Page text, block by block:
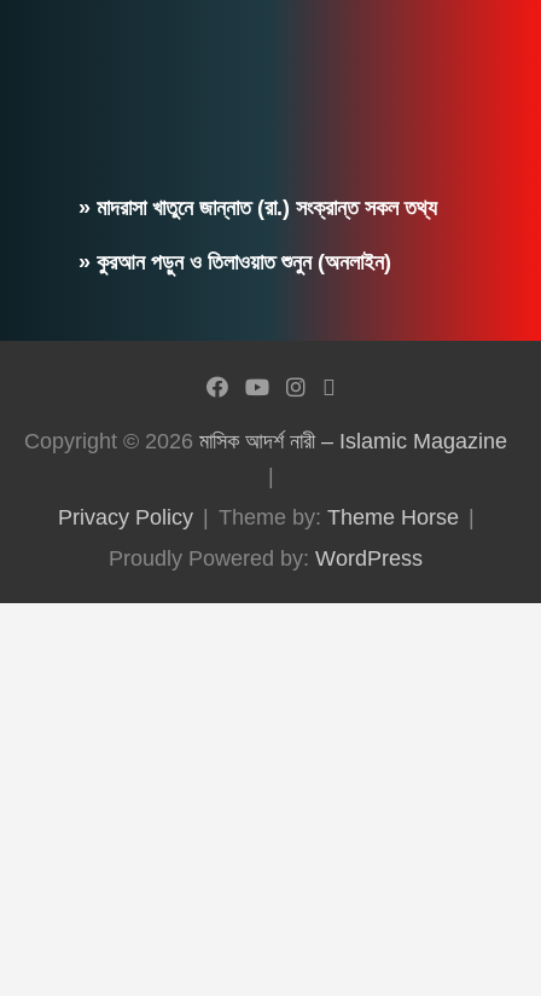
» মাদরাসা খাতুনে জান্নাত (রা.) সংক্রান্ত সকল তথ্য
» কুরআন পড়ুন ও তিলাওয়াত শুনুন (অনলাইন)
Copyright © 2026 মাসিক আদর্শ নারী – Islamic Magazine
Privacy Policy Theme by: Theme Horse
Proudly Powered by: WordPress